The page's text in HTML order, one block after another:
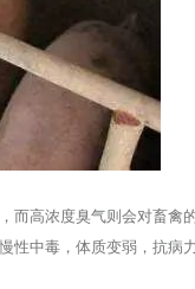
而高浓度臭气则会对畜禽
性中毒，体质变弱，抗病